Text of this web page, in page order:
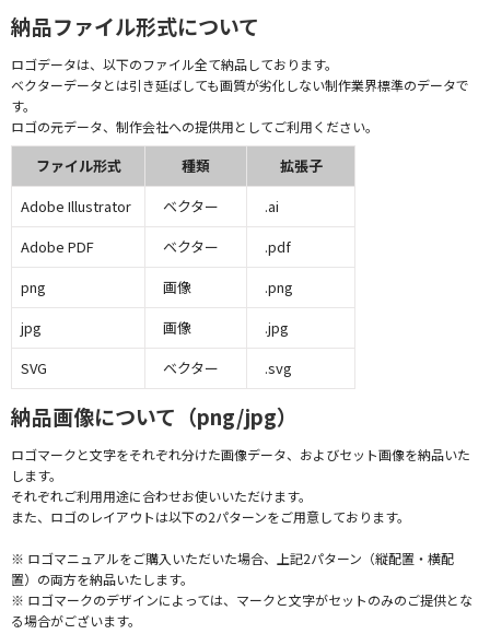
納品ファイル形式について
ロゴデータは、以下のファイル全て納品しております。
ベクターデータとは引き延ばしても画質が劣化しない制作業界標準のデータで
す。
ロゴの元データ、制作会社への提供用としてご利用ください。
ファイル形式 種類
拡張子
Adobe Illustrator
ベクター
.ai
Adobe PDF
ベクター
.pdf
png
画像
.png
jpg
画像
.jpg
SVG
ベクター .svg
納品画像について（png/jpg）
ロゴマークと文字をそれぞれ分けた画像データ、およびセット画像を納品いた
します。
それぞれご利用用途に合わせお使いいただけます。
また、ロゴのレイアウトは以下の2パターンをご用意しております。
※ ロゴマニュアルをご購入いただいた場合、上記2パターン（縦配置・横配
置）の両方を納品いたします。
※ ロゴマークのデザインによっては、マークと文字がセットのみのご提供とな
る場合がございます。